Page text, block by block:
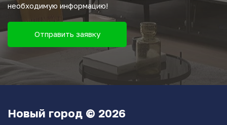
необходимую информацию!
Отправить заявку
Новый город © 2026